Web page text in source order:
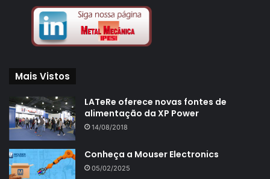
Mais Vistos
LATeRe oferece novas fontes de
alimentação da XP Power
14/08/2018
Conheça a Mouser Electronics
05/02/2025